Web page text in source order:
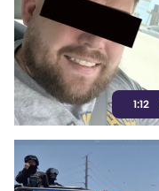
1:12